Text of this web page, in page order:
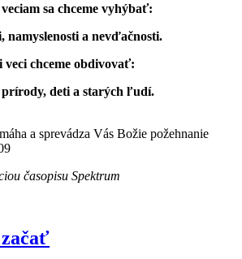
sa chceme vyhýbať:
namyslenosti a nevďačnosti.
veci chceme obdivovať:
deti a starých ľudí.
a sprevádza Vás Božie požehnanie
časopisu Spektrum